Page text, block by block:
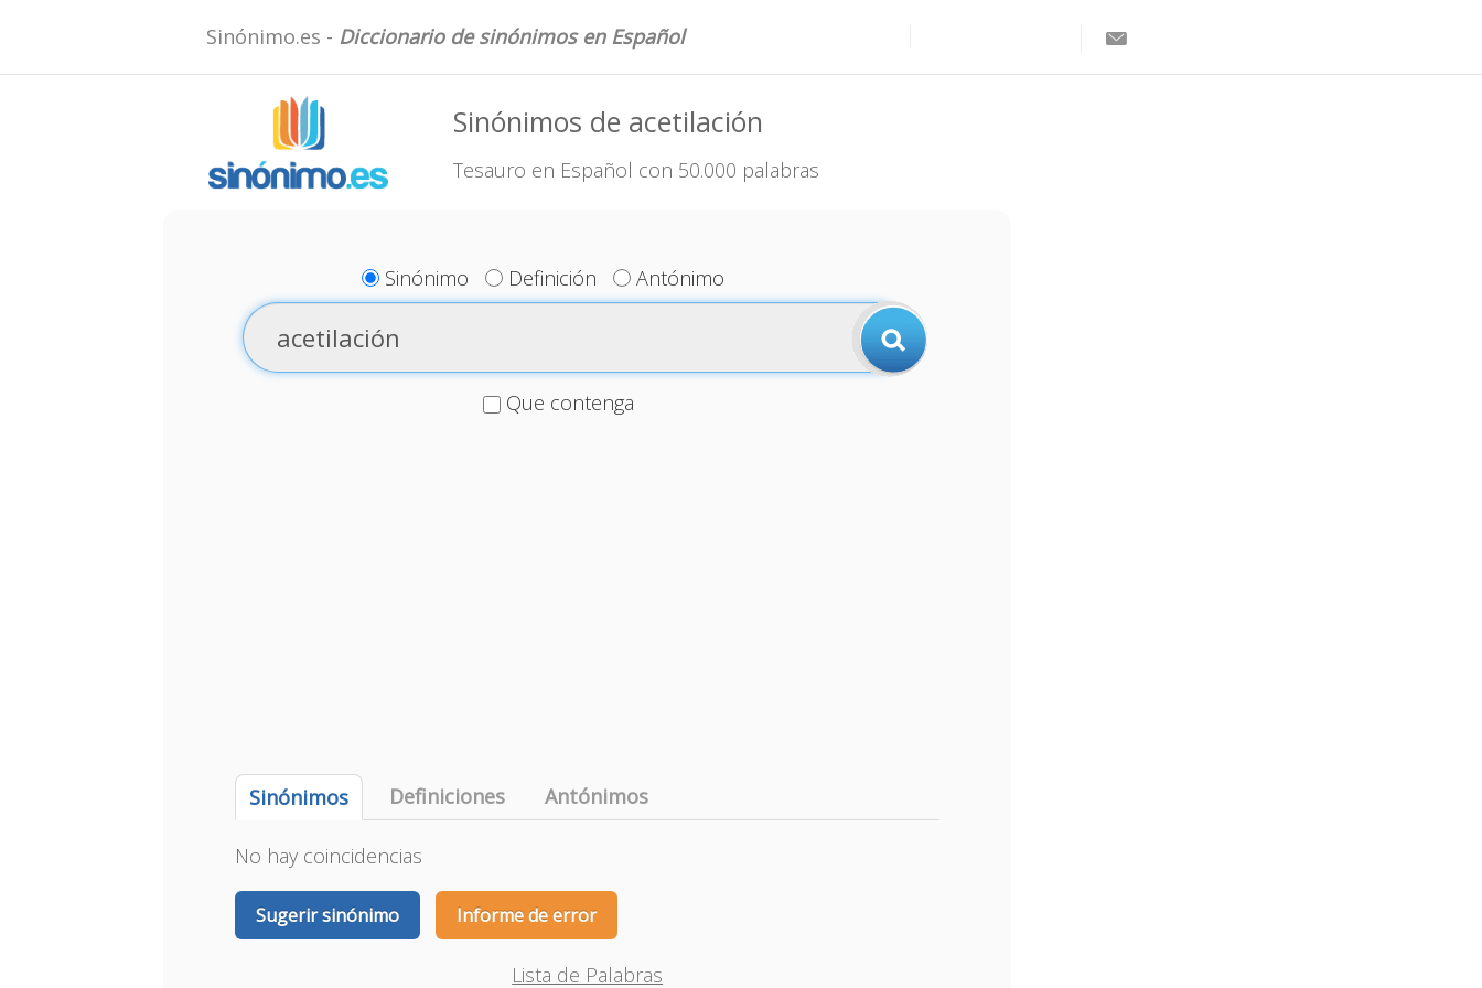
Sinónimo.es - Diccionario de sinónimos en Español
Sinónimos de acetilación
Tesauro en Español con 50.000 palabras
Sinónimo Definición Antónimo
Que contenga
Sinónimos Definiciones Antónimos
No hay coincidencias
Sugerir sinónimo Informe de error
Lista de Palabras